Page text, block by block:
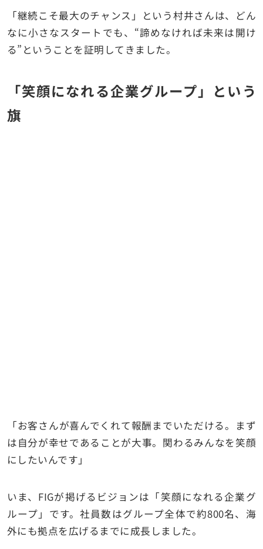
「継続こそ最大のチャンス」という村井さんは、どん
なに小さなスタートでも、“諦めなければ未来は開け
る”ということを証明してきました。
「笑顔になれる企業グループ」という
旗
「お客さんが喜んでくれて報酬までいただける。まず
は自分が幸せであることが大事。関わるみんなを笑顔
にしたいんです」
いま、FIGが掲げるビジョンは「笑顔になれる企業グ
ループ」です。社員数はグループ全体で約800名、海
外にも拠点を広げるまでに成長しました。